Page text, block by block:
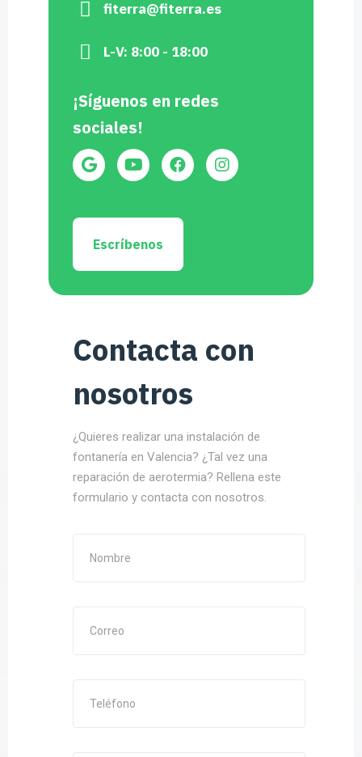
fiterra@fiterra.es
L-V: 8:00 - 18:00
¡Síguenos en redes
sociales!
Escríbenos
Contacta con
nosotros
¿Quieres realizar una instalación de
fontanería en Valencia? ¿Tal vez una
reparación de aerotermia? Rellena este
formulario y contacta con nosotros.